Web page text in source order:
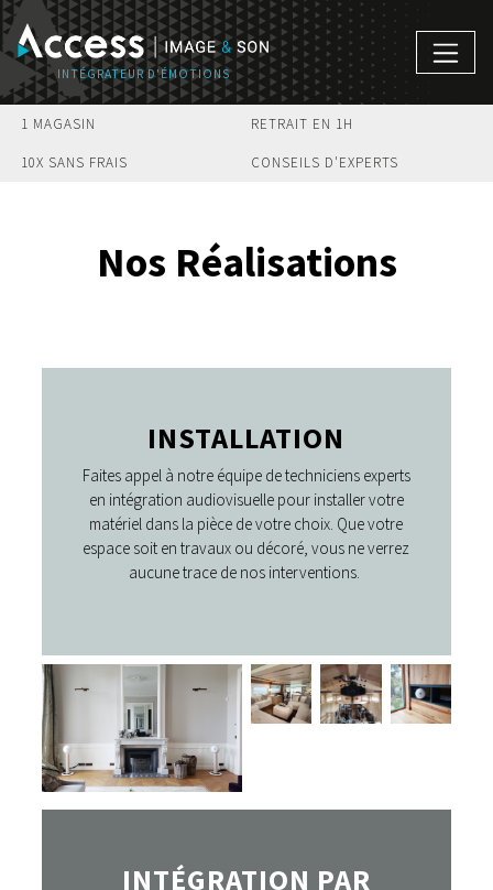
1 MAGASIN RETRAIT EN 1H
10X SANS FRAIS CONSEILS D'EXPERTS
Nos Réalisations
INSTALLATION
Faites appel à notre équipe de techniciens experts
en intégration audiovisuelle pour installer votre
matériel dans la pièce de votre choix. Que votre
espace soit en travaux ou décoré, vous ne verrez
aucune trace de nos interventions.
INTÉGRATION PAR